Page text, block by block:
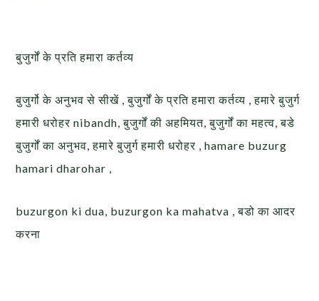
बुजुर्गों के प्रति हमारा कर्तव्य
बुजुर्गो के अनुभव से सीखें , बुजुर्गों के प्रति हमारा कर्तव्य , हमारे बुजुर्ग
हमारी धरोहर nibandh, बुजुर्गों की अहमियत, बुजुर्गों का महत्व, बडे
बुजुर्गों का अनुभव, हमारे बुजुर्ग हमारी धरोहर , hamare buzurg
hamari dharohar ,
buzurgon ki dua, buzurgon ka mahatva , बडो का आदर
करना